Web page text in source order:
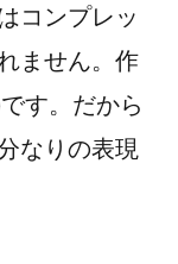
コンプレッ
ません。作
す。だから
なりの表現